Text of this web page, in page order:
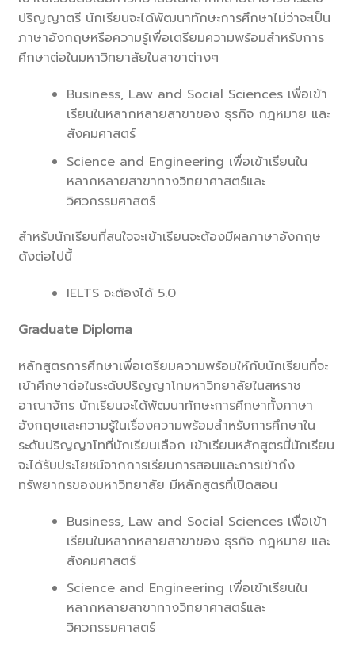
ปริญญาตรี นักเรียนจะได้พัฒนาทักษะการศึกษาไม่ว่าจะเป็น
ภาษาอังกฤษหรือความรู้เพื่อเตรียมความพร้อมสำหรับการ
ศึกษาต่อในมหาวิทยาลัยในสาขาต่างๆ
Business, Law and Social Sciences เพื่อเข้า
เรียนในหลากหลายสาขาของ ธุรกิจ กฎหมาย และ
สังคมศาสตร์
Science and Engineering เพื่อเข้าเรียนใน
หลากหลายสาขาทางวิทยาศาสตร์และ
วิศวกรรมศาสตร์
สำหรับนักเรียนที่สนใจจะเข้าเรียนจะต้องมีผลภาษาอังกฤษ
ดังต่อไปนี้
IELTS จะต้องได้ 5.0
Graduate Diploma
หลักสูตรการศึกษาเพื่อเตรียมความพร้อมให้กับนักเรียนที่จะ
เข้าศึกษาต่อในระดับปริญญาโทมหาวิทยาลัยในสหราช
อาณาจักร นักเรียนจะได้พัฒนาทักษะการศึกษาทั้งภาษา
อังกฤษและความรู้ในเรื่องความพร้อมสำหรับการศึกษาใน
ระดับปริญญาโทที่นักเรียนเลือก เข้าเรียนหลักสูตรนี้นักเรียน
จะได้รับประโยชน์จากการเรียนการสอนและการเข้าถึง
ทรัพยากรของมหาวิทยาลัย มีหลักสูตรที่เปิดสอน
Business, Law and Social Sciences เพื่อเข้า
เรียนในหลากหลายสาขาของ ธุรกิจ กฎหมาย และ
สังคมศาสตร์
Science and Engineering เพื่อเข้าเรียนใน
หลากหลายสาขาทางวิทยาศาสตร์และ
วิศวกรรมศาสตร์